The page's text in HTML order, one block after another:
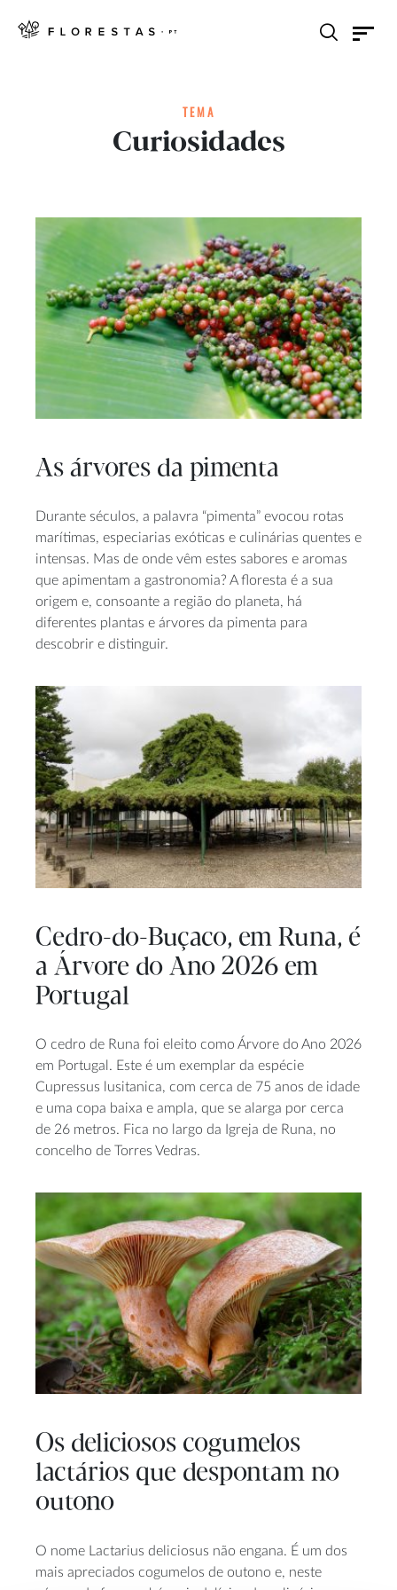
TEMA
Curiosidades
As árvores da pimenta
Durante séculos, a palavra “pimenta” evocou rotas
marítimas, especiarias exóticas e culinárias quentes e
intensas. Mas de onde vêm estes sabores e aromas
que apimentam a gastronomia? A floresta é a sua
origem e, consoante a região do planeta, há
diferentes plantas e árvores da pimenta para
descobrir e distinguir.
Cedro-do-Buçaco, em Runa, é
a Árvore do Ano 2026 em
Portugal
O cedro de Runa foi eleito como Árvore do Ano 2026
em Portugal. Este é um exemplar da espécie
Cupressus lusitanica, com cerca de 75 anos de idade
e uma copa baixa e ampla, que se alarga por cerca
de 26 metros. Fica no largo da Igreja de Runa, no
concelho de Torres Vedras.
Os deliciosos cogumelos
lactários que despontam no
outono
O nome Lactarius deliciosus não engana. É um dos
mais apreciados cogumelos de outono e, neste